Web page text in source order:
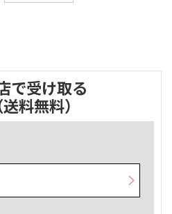
で受け取る
送料無料）